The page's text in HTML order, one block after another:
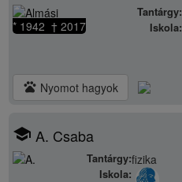
* 1942 † 2017
Tantárgy:
Iskola:
pets Nyomot hagyok
school A. Csaba
Tantárgy:fizika
Iskola: